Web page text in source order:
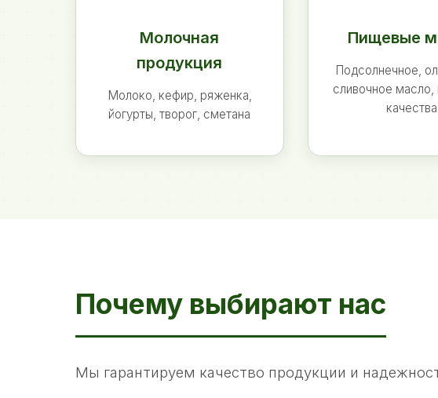
Молочная
продукция
Молоко, кефир, ряженка,
йогурты, творог, сметана
Пищевые
Подсолнечное,
сливочное масло,
качества
Почему выбирают нас
Мы гарантируем качество продукции и